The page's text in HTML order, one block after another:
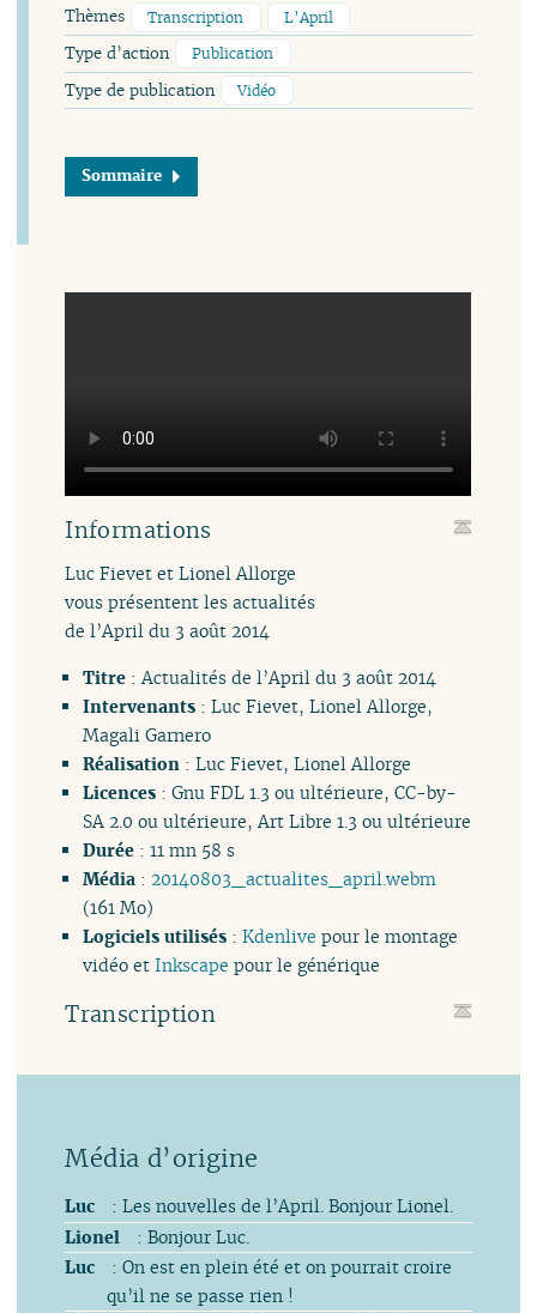
Thèmes Transcription L’April
Type d’action Publication
Type de publication Vidéo
Sommaire
Informations
Luc Fievet et Lionel Allorge
vous présentent les actualités
de l’April du 3 août 2014
Titre: Actualités de l’April du 3 août 2014
Intervenants: Luc Fievet, Lionel Allorge,
Magali Garnero
Réalisation : Luc Fievet, Lionel Allorge
Licences: Gnu FDL 1.3 ou ultérieure, CC-by-
SA 2.0 ou ultérieure, Art Libre 1.3 ou ultérieure
Durée: 11 mn 58 s
Média : 20140803_actualites_april.webm
(161 Mo)
Logiciels utilisés: Kdenlive pour le montage
vidéo et Inkscape pour le générique
Transcription
Luc
: Les nouvelles de l’April. Bonjour Lionel.
Lionel
: Bonjour Luc.
Luc
: On est en plein été et on pourrait croire
qu’il ne se passe rien !